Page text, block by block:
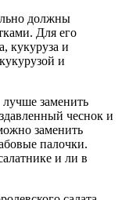
должны
Для его
кукуруза и
и
заменить
чеснок и
заменить
палочки.
и ли в